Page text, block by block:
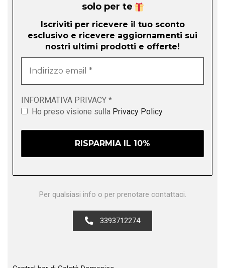
solo per te
Iscriviti per ricevere il tuo sconto
esclusivo e ricevere aggiornamenti sui
nostri ultimi prodotti e offerte!
email
*
INFORMATIVA PRIVACY *
Ho preso visione sulla Privacy Policy
Per qualsiasi info o per prenotare contattaci.
3393712274